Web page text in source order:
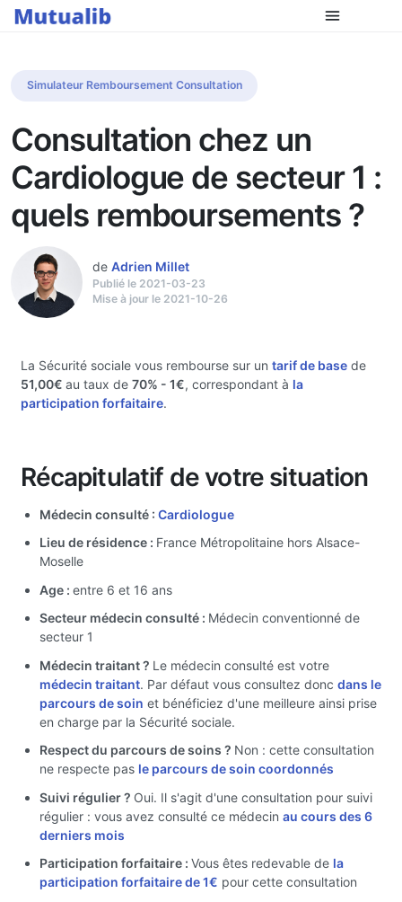
Simulateur Remboursement Consultation
Consultation chez un
Cardiologue de secteur 1 :
quels remboursements ?
de Adrien Millet
Publié le 2021-03-23
Mise à jour le 2021-10-26
La Sécurité sociale vous rembourse sur un tarif de basede
51,00€ au taux de 70% - 1€, correspondant à la
participation forfaitaire.
Récapitulatif de votre situation
Médecin consulté : Cardiologue
Lieu de résidence : France Métropolitaine hors Alsace-
Moselle
Age : entre 6 et 16 ans
Secteur médecin consulté : Médecin conventionné de
secteur 1
Médecin traitant ? Le médecin consulté est votre
médecin traitant. Par défaut vous consultez donc dans le
parcours de soin et bénéficiez d'une meilleure ainsi prise
en charge par la Sécurité sociale.
Respect du parcours de soins ? Non : cette consultation
ne respecte pas le parcours de soin coordonnés
Suivi régulier ? Oui. Il s'agit d'une consultation pour suivi
régulier : vous avez consulté ce médecin au cours des 6
derniers mois
Participation forfaitaire : Vous êtes redevable de la
participation forfaitaire de 1€ pour cette consultation